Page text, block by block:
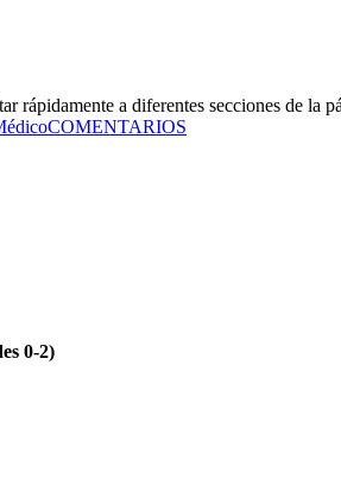
rápidamente a diferentes secciones de la
COMENTARIOS
0-2)